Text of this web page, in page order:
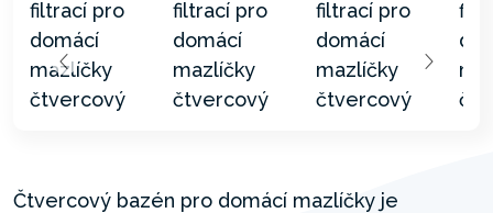
Čtvercový bazén pro domácí mazlíčky je